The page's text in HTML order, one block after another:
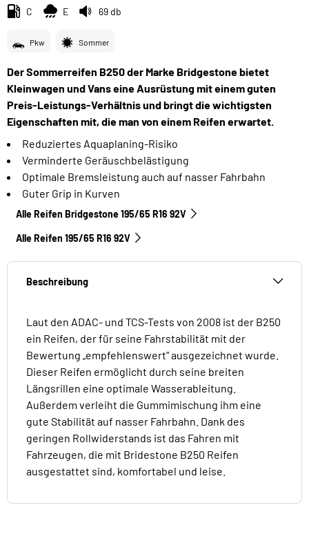
C E 69 db
Pkw Sommer
Der Sommerreifen B250 der Marke Bridgestone bietet
Kleinwagen und Vans eine Ausrüstung mit einem guten
Preis-Leistungs-Verhältnis und bringt die wichtigsten
Eigenschaften mit, die man von einem Reifen erwartet.
Reduziertes Aquaplaning-Risiko
Verminderte Geräuschbelästigung
Optimale Bremsleistung auch auf nasser Fahrbahn
Guter Grip in Kurven
Alle Reifen Bridgestone 195/65 R16 92V
Alle Reifen‎ 195/65 R16 92V
Beschreibung
Laut den ADAC- und TCS-Tests von 2008 ist der B250
ein Reifen, der für seine Fahrstabilität mit der
Bewertung „empfehlenswert“ ausgezeichnet wurde.
Dieser Reifen ermöglicht durch seine breiten
Längsrillen eine optimale Wasserableitung.
Außerdem verleiht die Gummimischung ihm eine
gute Stabilität auf nasser Fahrbahn. Dank des
geringen Rollwiderstands ist das Fahren mit
Fahrzeugen, die mit Bridestone B250 Reifen
ausgestattet sind, komfortabel und leise.